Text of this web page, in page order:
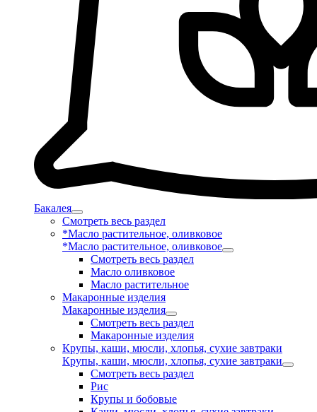
Бакалея
Смотреть весь раздел
*Масло растительное, оливковое
*Масло растительное, оливковое
Смотреть весь раздел
Масло оливковое
Масло растительное
Макаронные изделия
Макаронные изделия
Смотреть весь раздел
Макаронные изделия
Крупы, каши, мюсли, хлопья, сухие завтраки
Крупы, каши, мюсли, хлопья, сухие завтраки
Смотреть весь раздел
Рис
Крупы и бобовые